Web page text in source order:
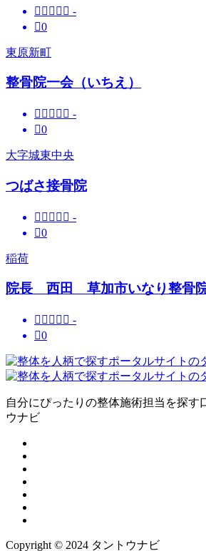
     -
0
東原新町
整骨院一会（いちえ）
     -
0
大字城東中央
つばさ接骨院
     -
0
稲荷
院長 西田 草加市いなり整骨
     -
0
自分にぴったりの整体施術担当を探す
ウナビ
Copyright © 2024 タントウナビ